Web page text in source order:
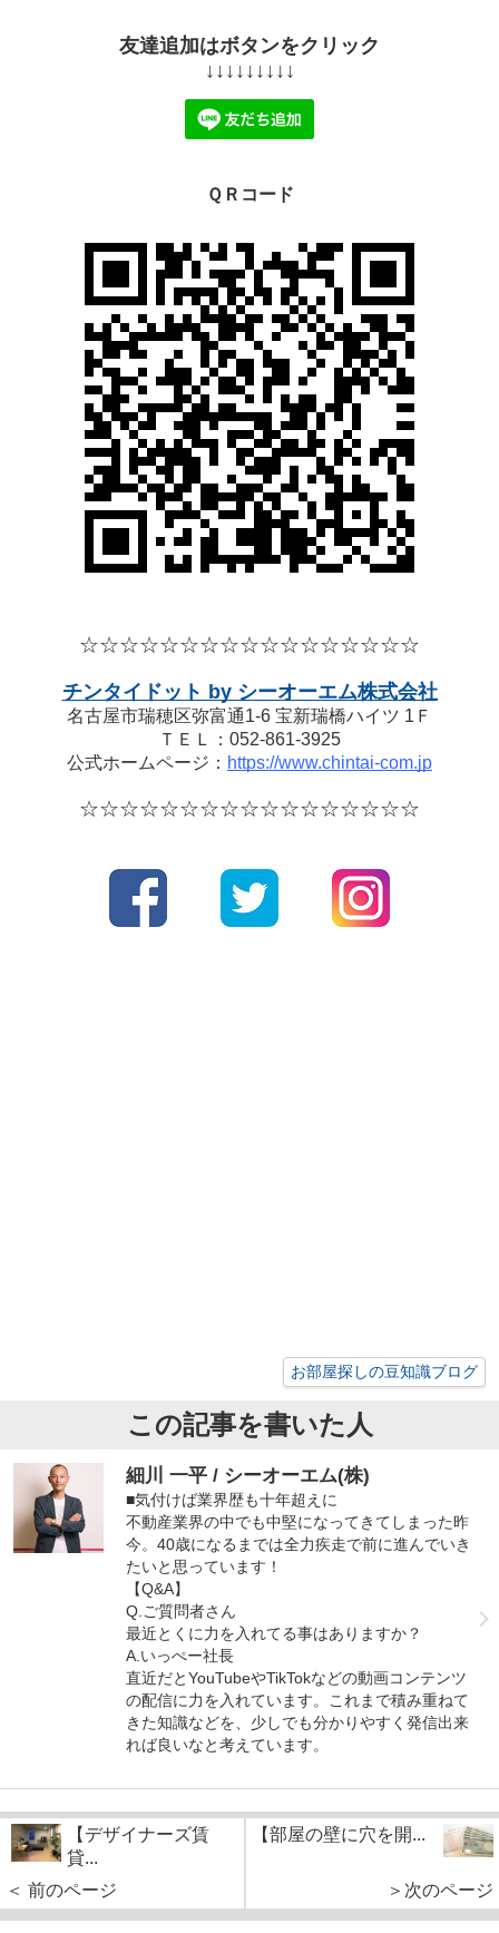
友達追加はボタンをクリック
↓↓↓↓↓↓↓↓↓
ＱＲコード
☆☆☆☆☆☆☆☆☆☆☆☆☆☆☆☆☆
チンタイドット by シーオーエム株式会社
名古屋市瑞穂区弥富通1-6 宝新瑞橋ハイツ 1Ｆ
ＴＥＬ：052-861-3925
公式ホームページ： https://www.chintai-com.jp
☆☆☆☆☆☆☆☆☆☆☆☆☆☆☆☆☆
お部屋探しの豆知識ブログ
この記事を書いた人
細川 一平 / シーオーエム(株)
■気付けば業界歴も十年超えに
不動産業界の中でも中堅になってきてしまった昨
今。40歳になるまでは全力疾走で前に進んでいき
たいと思っています！
【Q&A】
Q.ご質問者さん
最近とくに力を入れてる事はありますか？
A.いっぺー社長
直近だとYouTubeやTikTokなどの動画コンテンツ
の配信に力を入れています。これまで積み重ねて
きた知識などを、少しでも分かりやすく発信出来
れば良いなと考えています。
【デザイナーズ賃
貸...
＜ 前のページ
【部屋の壁に穴を開...
＞次のページ